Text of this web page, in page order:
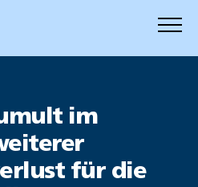
im
für die